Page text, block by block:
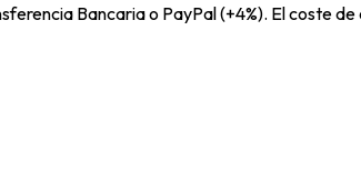
Bancaria o PayPal (+4%). El coste